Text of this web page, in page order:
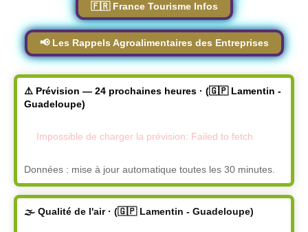
🇫🇷 France Tourisme Infos
📢 Les Rappels Agroalimentaires des Entreprises
⚠️ Prévision — 24 prochaines heures · (🇬🇵 Lamentin -
Guadeloupe)
Impossible de charger la prévision: Failed to fetch
Données : mise à jour automatique toutes les 30 minutes.
🌫️ Qualité de l'air · (🇬🇵 Lamentin - Guadeloupe)